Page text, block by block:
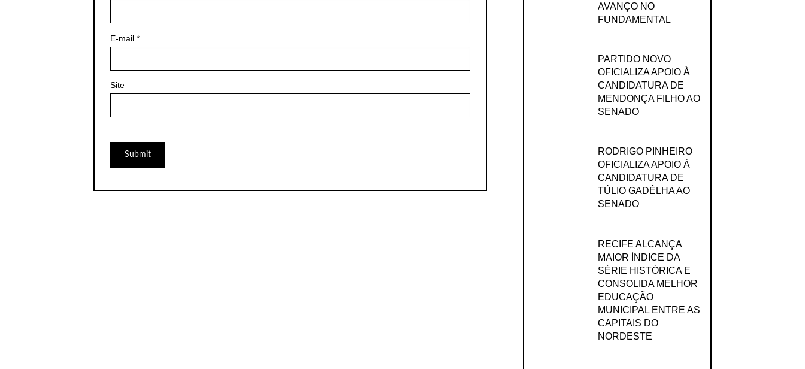
E-mail *
Site
AVANÇO NO
FUNDAMENTAL
PARTIDO NOVO
OFICIALIZA APOIO À
CANDIDATURA DE
MENDONÇA FILHO AO
SENADO
RODRIGO PINHEIRO
OFICIALIZA APOIO À
CANDIDATURA DE
TÚLIO GADÊLHA AO
SENADO
RECIFE ALCANÇA
MAIOR ÍNDICE DA
SÉRIE HISTÓRICA E
CONSOLIDA MELHOR
EDUCAÇÃO
MUNICIPAL ENTRE AS
CAPITAIS DO
NORDESTE